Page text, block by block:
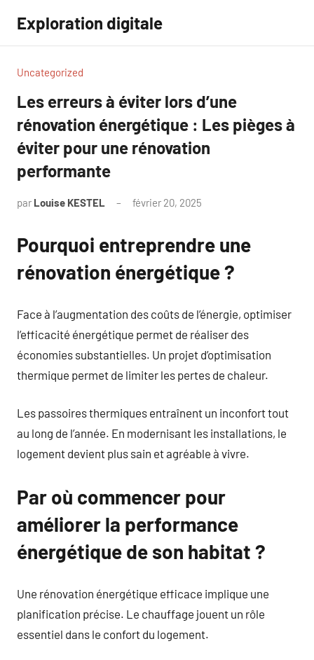
contenu
Exploration digitale
Uncategorized
Les erreurs à éviter lors d’une
rénovation énergétique : Les pièges à
éviter pour une rénovation
performante
par Louise KESTEL février 20, 2025
Pourquoi entreprendre une
rénovation énergétique ?
Face à l’augmentation des coûts de l’énergie, optimiser
l’efficacité énergétique permet de réaliser des
économies substantielles. Un projet d’optimisation
thermique permet de limiter les pertes de chaleur.
Les passoires thermiques entraînent un inconfort tout
au long de l’année. En modernisant les installations, le
logement devient plus sain et agréable à vivre.
Par où commencer pour
améliorer la performance
énergétique de son habitat ?
Une rénovation énergétique efficace implique une
planification précise. Le chauffage jouent un rôle
essentiel dans le confort du logement.